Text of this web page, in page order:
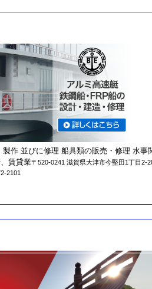
作 並びに修理 船具類の販売・修理 水事
賃貸業〒520-0241 滋賀県大津市今堅田1丁目2-
2101